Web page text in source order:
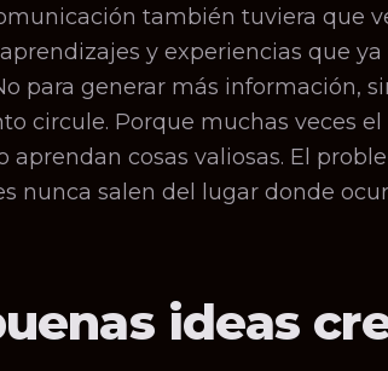
también tuviera que
y experiencias que
para generar más información,
circule. Porque muchas veces
aprendan cosas valiosas. El
nunca salen del lugar donde
ideas